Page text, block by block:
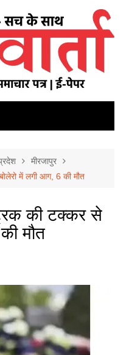
मीरजापुर
में लगी आग, 6 की मौत
की टक्कर से
मौत